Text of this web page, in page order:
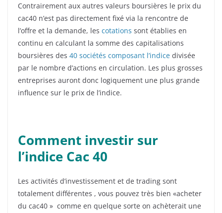
Contrairement aux autres valeurs boursières le prix du
cac40 n’est pas directement fixé via la rencontre de
l’offre et la demande, les cotations sont établies en
continu en calculant la somme des capitalisations
boursières des 40 sociétés composant l’indice divisée
par le nombre d’actions en circulation. Les plus grosses
entreprises auront donc logiquement une plus grande
influence sur le prix de l’indice.
Comment investir sur
l’indice Cac 40
Les activités d’investissement et de trading sont
totalement différentes , vous pouvez très bien «acheter
du cac40 » comme en quelque sorte on achèterait une